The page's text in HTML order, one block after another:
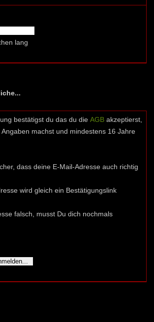
lang
bestätigst du das du die AGB akzeptierst,
machst und mindestens 16 Jahre
dass deine E-Mail-Adresse auch richtig
wird gleich ein Bestätigungslink
falsch, musst Du dich nochmals